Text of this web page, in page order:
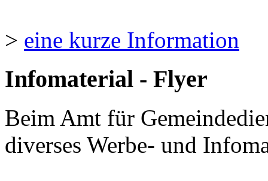
> eine kurze Information
Infomaterial - Flyer
Beim Amt für
diverses Werbe- und